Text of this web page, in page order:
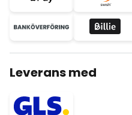
Leverans med